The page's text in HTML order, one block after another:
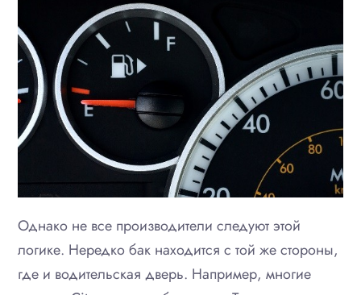
Однако не все производители следуют этой
логике. Нередко бак находится с той же стороны,
где и водительская дверь. Например, многие